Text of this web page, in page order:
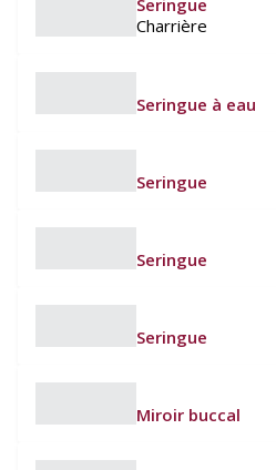
Charrière
Seringue à eau
Seringue
Seringue
Seringue
Miroir buccal